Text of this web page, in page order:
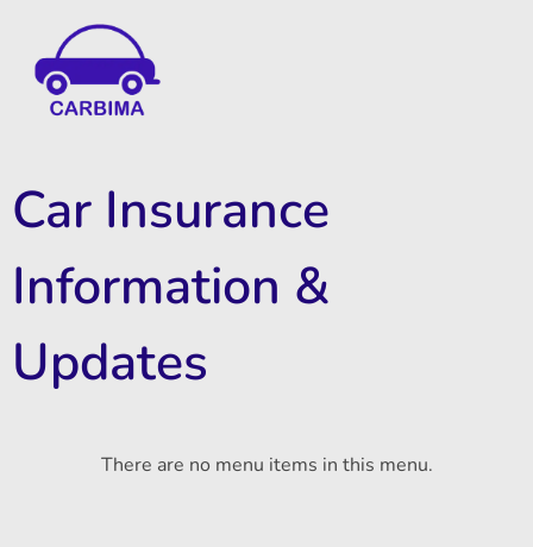
Car Insurance
Information &
Updates
There are no menu items in this menu.